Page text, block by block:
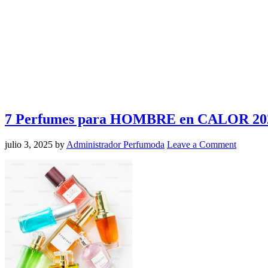
7 Perfumes para HOMBRE en CALOR
julio 3, 2025 by Administrador Perfumoda Leave a Comment